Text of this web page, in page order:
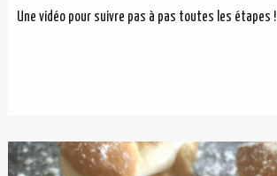
Une vidéo pour suivre pas à pas toutes les étapes !